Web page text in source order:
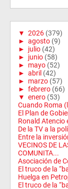
▼ 2026 (379)
► agosto (9)
► julio (42)
► junio (58)
► mayo (52)
► abril (42)
► marzo (57)
► febrero (66)
▼ enero (53)
Cuando Roma
El Plan de
Ronald Atencio
De la TV a la
Entre la
VECINOS DE
COMUNITA...
Asociación de
El truco de la
Huelga en
El truco de la